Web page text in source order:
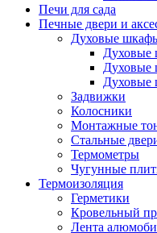
Печи для сада
Печные двери и
Духовые
Духовые
Духовые
Духовые
Задвижки
Колосники
Монтажные
Стальные
Термометры
Чугунные
Термоизоляция
Герметики
Кровельный
Лента